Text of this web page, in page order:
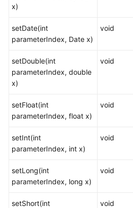
java.sql.Connection
java.sql.ResultSet
x)
setDate(int
parameterIndex, Date x)
void
setDouble(int
parameterIndex, double
x)
void
setFloat(int
parameterIndex, float x)
void
setInt(int
parameterIndex, int x)
void
setLong(int
parameterIndex, long x)
void
setShort(int
void